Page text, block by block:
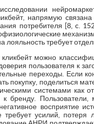
напрямую
потребителя [8, c.
лояльность требует
можно
пользователя к
переходы. Если
покупку, поделиться
системами как
бренду. Пользователи,
восприятие
усилий, потеря